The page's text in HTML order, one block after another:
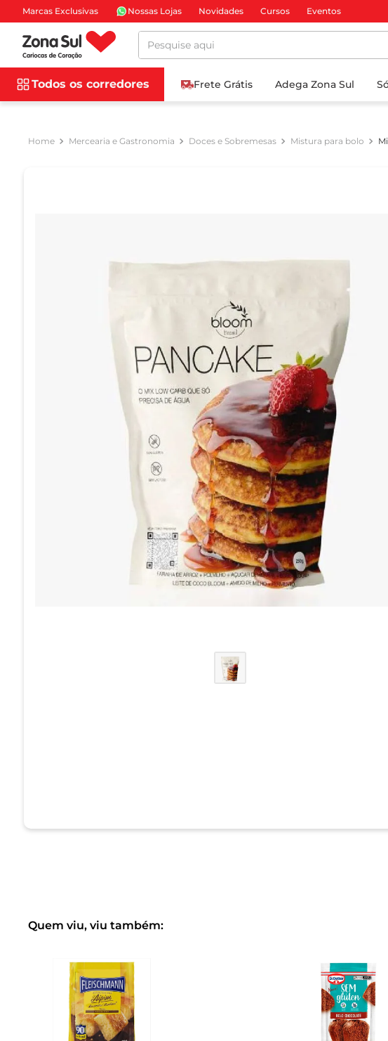
Marcas Exclusivas Nossas Lojas Novidades Cursos Eventos
Pesquise aqui
Todos os corredores Frete Grátis Adega Zona Sul
Mercearia e Gastronomia Doces e Sobremesas Mistura para bolo
Quem viu, viu também: